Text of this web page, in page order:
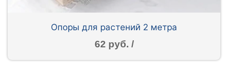
Опоры для растений 2 метра
62 руб. /